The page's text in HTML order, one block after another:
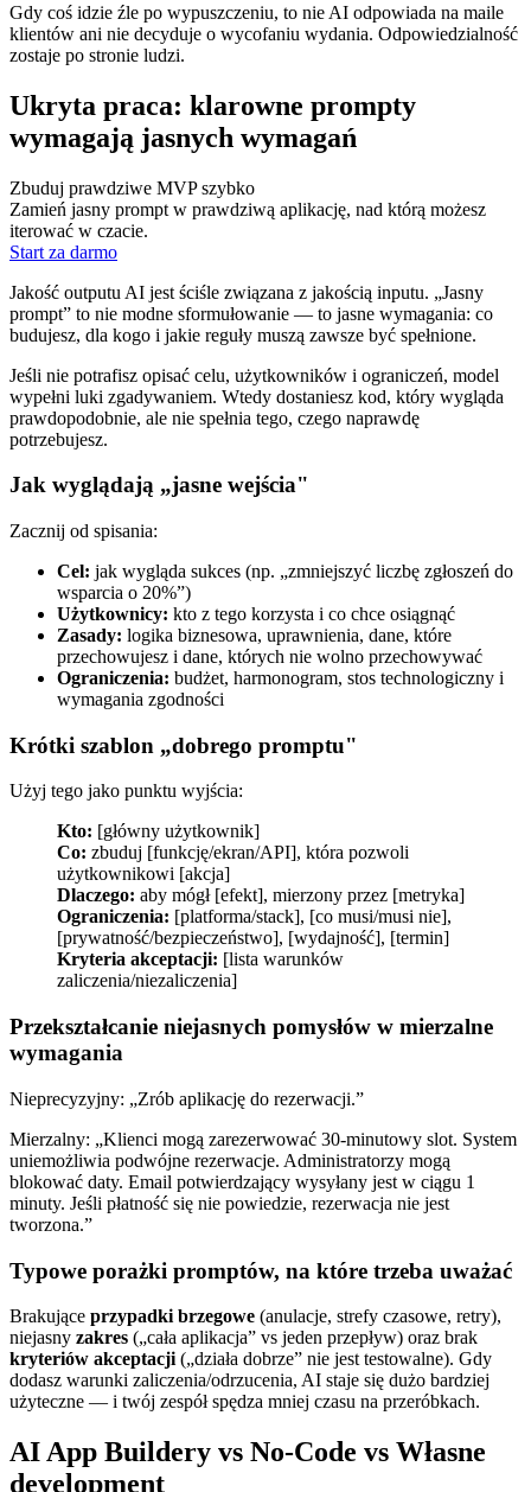
Gdy coś idzie źle po wypuszczeniu, to nie AI odpowiada na maile
klientów ani nie decyduje o wycofaniu wydania. Odpowiedzialność
zostaje po stronie ludzi.
Ukryta praca: klarowne prompty
wymagają jasnych wymagań
Zbuduj prawdziwe MVP szybko
Zamień jasny prompt w prawdziwą aplikację, nad którą możesz
iterować w czacie.
Start za darmo
Jakość outputu AI jest ściśle związana z jakością inputu. „Jasny
prompt” to nie modne sformułowanie — to jasne wymagania: co
budujesz, dla kogo i jakie reguły muszą zawsze być spełnione.
Jeśli nie potrafisz opisać celu, użytkowników i ograniczeń, model
wypełni luki zgadywaniem. Wtedy dostaniesz kod, który wygląda
prawdopodobnie, ale nie spełnia tego, czego naprawdę
potrzebujesz.
Jak wyglądają „jasne wejścia"
Zacznij od spisania:
Cel: jak wygląda sukces (np. „zmniejszyć liczbę zgłoszeń do
wsparcia o 20%”)
Użytkownicy: kto z tego korzysta i co chce osiągnąć
Zasady: logika biznesowa, uprawnienia, dane, które
przechowujesz i dane, których nie wolno przechowywać
Ograniczenia: budżet, harmonogram, stos technologiczny i
wymagania zgodności
Krótki szablon „dobrego promptu"
Użyj tego jako punktu wyjścia:
Kto: [główny użytkownik]
Co: zbuduj [funkcję/ekran/API], która pozwoli
użytkownikowi [akcja]
Dlaczego: aby mógł [efekt], mierzony przez [metryka]
Ograniczenia: [platforma/stack], [co musi/musi nie],
[prywatność/bezpieczeństwo], [wydajność], [termin]
Kryteria akceptacji: [lista warunków
zaliczenia/niezaliczenia]
Przekształcanie niejasnych pomysłów w mierzalne
wymagania
Nieprecyzyjny: „Zrób aplikację do rezerwacji.”
Mierzalny: „Klienci mogą zarezerwować 30‑minutowy slot. System
uniemożliwia podwójne rezerwacje. Administratorzy mogą
blokować daty. Email potwierdzający wysyłany jest w ciągu 1
minuty. Jeśli płatność się nie powiedzie, rezerwacja nie jest
tworzona.”
Typowe porażki promptów, na które trzeba uważać
Brakujące przypadki brzegowe (anulacje, strefy czasowe, retry),
niejasny zakres („cała aplikacja” vs jeden przepływ) oraz brak
kryteriów akceptacji („działa dobrze” nie jest testowalne). Gdy
dodasz warunki zaliczenia/odrzucenia, AI staje się dużo bardziej
użyteczne — i twój zespół spędza mniej czasu na przeróbkach.
AI App Buildery vs No‑Code vs Własne
development